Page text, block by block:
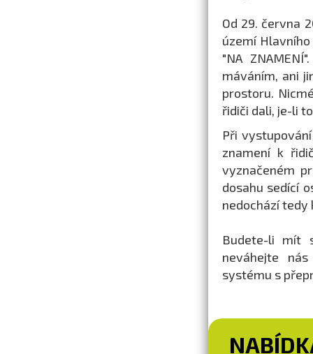
Od 29. června
území
"NA
máváním, ani
prostoru.
řidiči dali, je-li
Při
znamení k
vyznačeném
dosahu sedící
nedochází tedy
Budete-li mít
neváhejte
systému s